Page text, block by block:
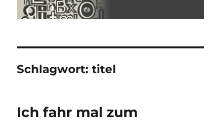
Schlagwort:titel
Ich fahr mal zum